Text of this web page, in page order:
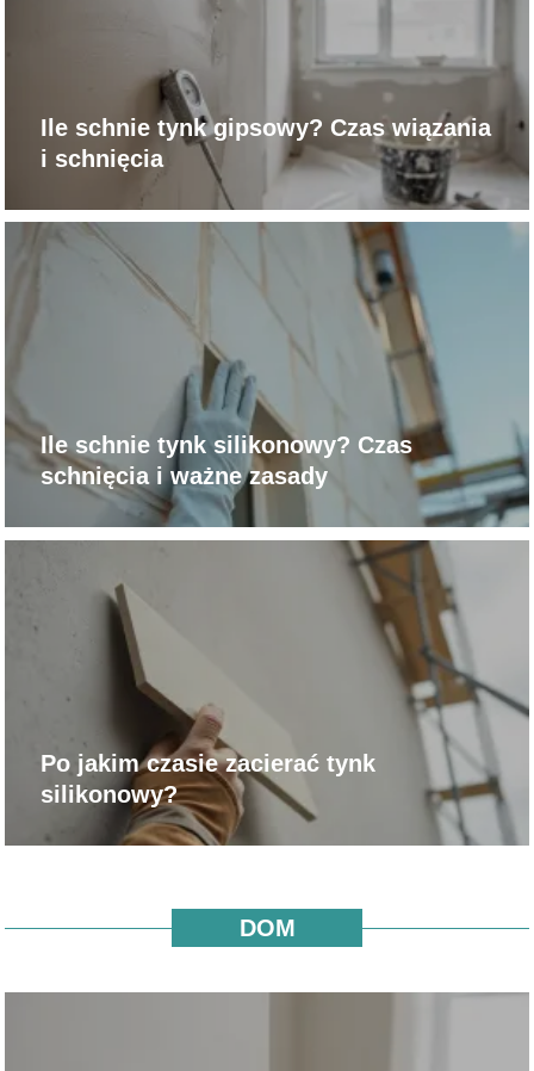
Ile schnie tynk gipsowy? Czas wiązania
i schnięcia
Ile schnie tynk silikonowy? Czas
schnięcia i ważne zasady
Po jakim czasie zacierać tynk
silikonowy?
DOM